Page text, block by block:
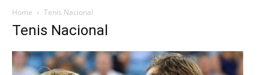
Home Tenis Nacional
Tenis Nacional